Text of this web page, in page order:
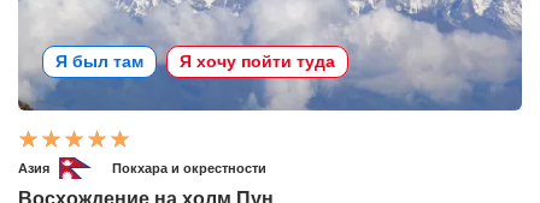
Я был там Я хочу пойти туда
Азия Покхара и окрестности
Восхождение на холм Пун